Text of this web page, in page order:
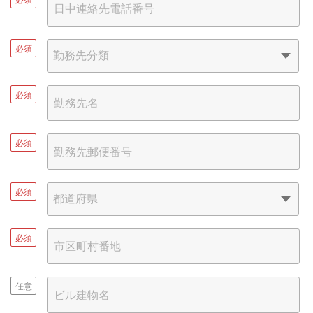
必須
必須
必須
必須
必須
任意